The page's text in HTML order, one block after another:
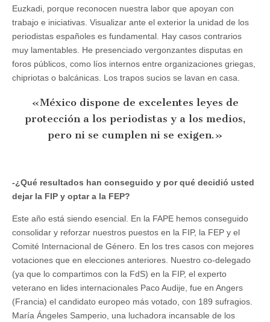
Euzkadi, porque reconocen nuestra labor que apoyan con
trabajo e iniciativas. Visualizar ante el exterior la unidad de los
periodistas españoles es fundamental. Hay casos contrarios
muy lamentables. He presenciado vergonzantes disputas en
foros públicos, como líos internos entre organizaciones griegas,
chipriotas o balcánicas. Los trapos sucios se lavan en casa.
«México dispone de excelentes leyes de
protección a los periodistas y a los medios,
pero ni se cumplen ni se exigen.»
-¿Qué resultados han conseguido y por qué decidió usted
dejar la FIP y optar a la FEP?
Este año está siendo esencial. En la FAPE hemos conseguido
consolidar y reforzar nuestros puestos en la FIP, la FEP y el
Comité Internacional de Género. En los tres casos con mejores
votaciones que en elecciones anteriores. Nuestro co-delegado
(ya que lo compartimos con la FdS) en la FIP, el experto
veterano en lides internacionales Paco Audije, fue en Angers
(Francia) el candidato europeo más votado, con 189 sufragios.
María Ángeles Samperio, una luchadora incansable de los